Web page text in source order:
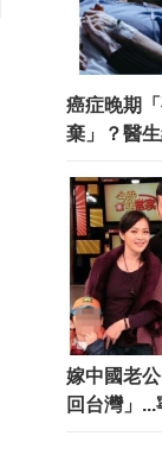
癌症晚期
棄」？醫
嫁中國老
回台灣」...